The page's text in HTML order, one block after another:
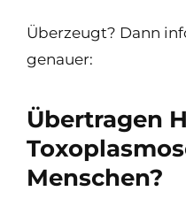
Überzeugt? Dann
genauer:
Übertragen
Menschen?